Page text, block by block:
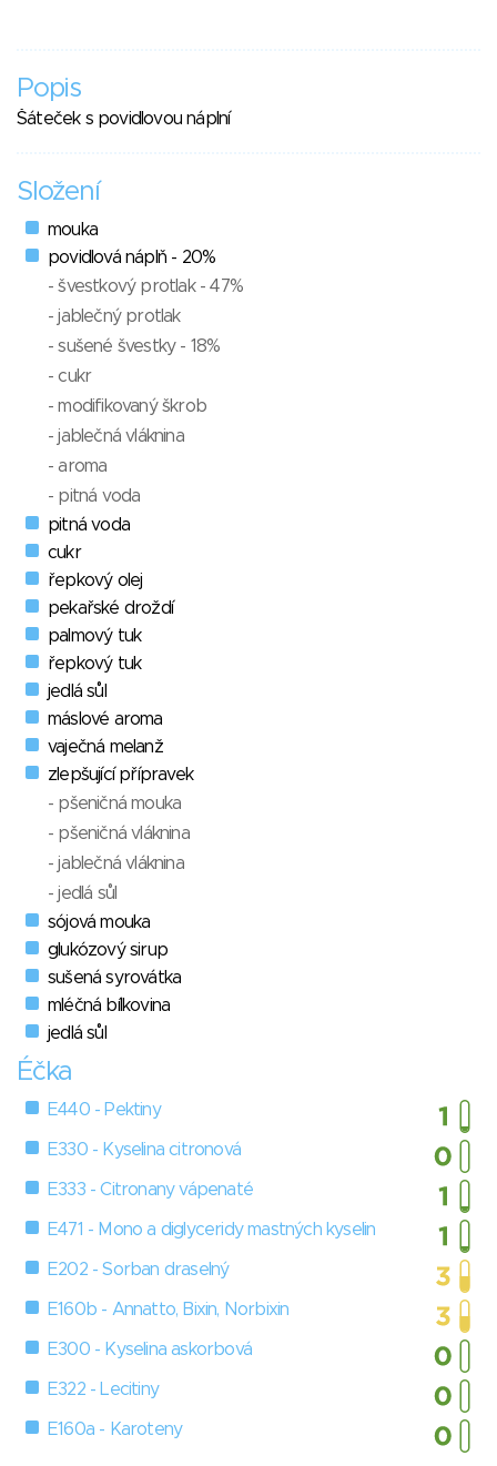
Popis
Šáteček s povidlovou náplní
Složení
mouka
povidlová náplň - 20%
- švestkový protlak - 47%
- jablečný protlak
- sušené švestky - 18%
- cukr
- modifikovaný škrob
- jablečná vláknina
- aroma
- pitná voda
pitná voda
cukr
řepkový olej
pekařské droždí
palmový tuk
řepkový tuk
jedlá sůl
máslové aroma
vaječná melanž
zlepšující přípravek
- pšeničná mouka
- pšeničná vláknina
- jablečná vláknina
- jedlá sůl
sójová mouka
glukózový sirup
sušená syrovátka
mléčná bílkovina
jedlá sůl
Éčka
E440 - Pektiny
E330 - Kyselina citronová
E333 - Citronany vápenaté
E471 - Mono a diglyceridy mastných kyselin
E202 - Sorban draselný
E160b - Annatto, Bixin, Norbixin
E300 - Kyselina askorbová
E322 - Lecitiny
E160a - Karoteny